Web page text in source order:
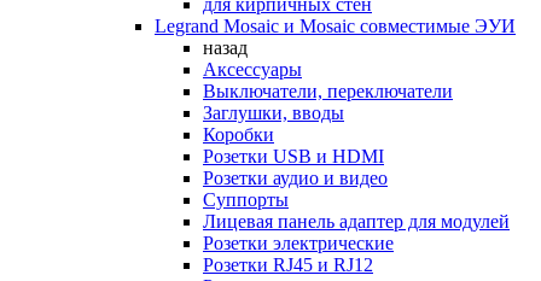
для кирпичных стен
Legrand Mosaic и Mosaic совместимые ЭУИ
назад
Аксессуары
Выключатели, переключатели
Заглушки, вводы
Коробки
Розетки USB и HDMI
Розетки аудио и видео
Суппорты
Лицевая панель адаптер для модулей
Розетки электрические
Розетки RJ45 и RJ12